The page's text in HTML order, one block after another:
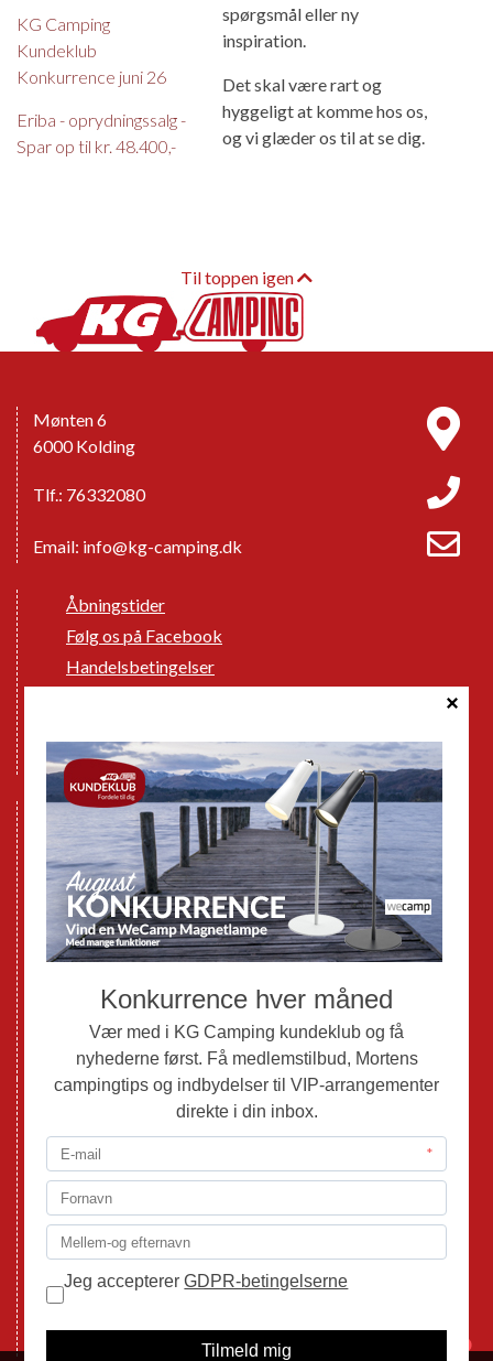
KG Camping
Kundeklub
Konkurrence juni 26
Eriba - oprydningssalg -
Spar op til kr. 48.400,-
spørgsmål eller ny
inspiration.
Det skal være rart og
hyggeligt at komme hos os,
og vi glæder os til at se dig.
Til toppen igen
Mønten 6
6000 Kolding
Tlf.: 76332080
Email: info@kg-camping.dk
Åbningstider
Følg os på Facebook
Handelsbetingelser
GPDR - Optagelse af foto og video
Nye Campingvogne
Nye Autocampere og Vans
Brugte Campingvogne
Brugte Autocampere og Vans
Webshop
Mortens Campingtips
KG Camping Kundeklub
Nyheder
Adria
Adria Autocampere
Eriba
Fendt
Hobby
Randger Van